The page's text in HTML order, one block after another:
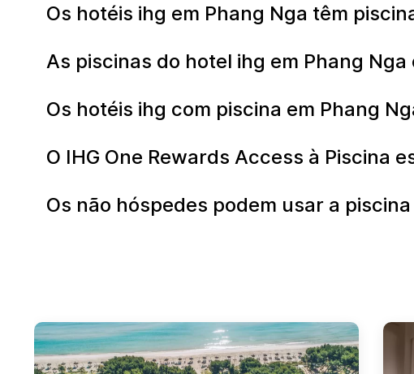
Os hotéis ihg em Phang Nga têm
As piscinas do hotel ihg em Phang
Os hotéis ihg com piscina em Phang
O IHG One Rewards Access à Piscina
Os não hóspedes podem usar a